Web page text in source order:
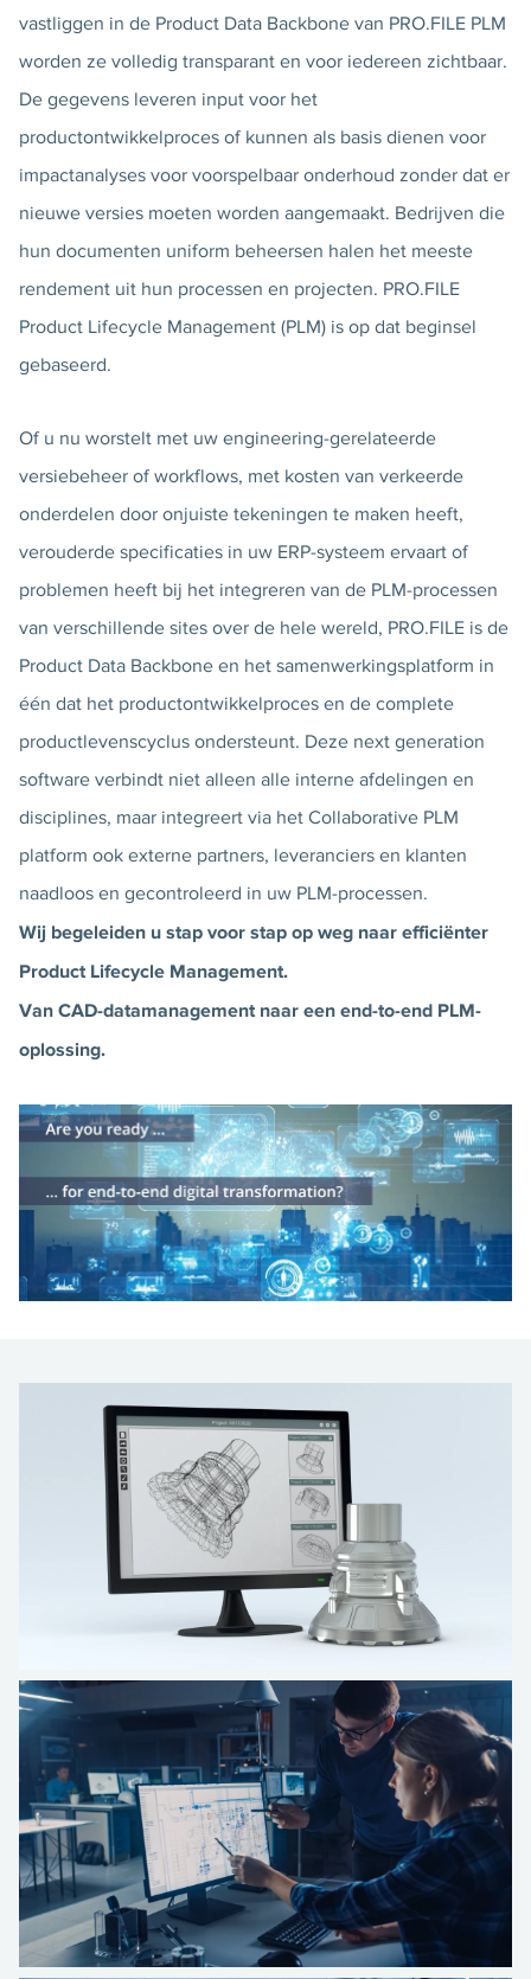
vastliggen in de Product Data Backbone van PRO.FILE PLM
worden ze volledig transparant en voor iedereen zichtbaar.
De gegevens leveren input voor het
productontwikkelproces of kunnen als basis dienen voor
impactanalyses voor voorspelbaar onderhoud zonder dat er
nieuwe versies moeten worden aangemaakt. Bedrijven die
hun documenten uniform beheersen halen het meeste
rendement uit hun processen en projecten. PRO.FILE
Product Lifecycle Management (PLM) is op dat beginsel
gebaseerd.
Of u nu worstelt met uw engineering-gerelateerde
versiebeheer of workflows, met kosten van verkeerde
onderdelen door onjuiste tekeningen te maken heeft,
verouderde specificaties in uw ERP-systeem ervaart of
problemen heeft bij het integreren van de PLM-processen
van verschillende sites over de hele wereld, PRO.FILE is de
Product Data Backbone en het samenwerkingsplatform in
één dat het productontwikkelproces en de complete
productlevenscyclus ondersteunt. Deze next generation
software verbindt niet alleen alle interne afdelingen en
disciplines, maar integreert via het Collaborative PLM
platform ook externe partners, leveranciers en klanten
naadloos en gecontroleerd in uw PLM-processen.
Wij begeleiden u stap voor stap op weg naar efficiënter
Product Lifecycle Management.
Van CAD-datamanagement naar een end-to-end PLM-
oplossing.